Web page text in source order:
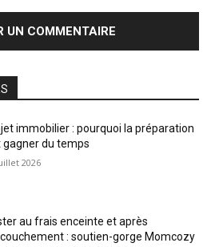
immobilier : pourquoi la préparation
du temps
2026
au frais enceinte et après
: soutien-gorge Momcozy